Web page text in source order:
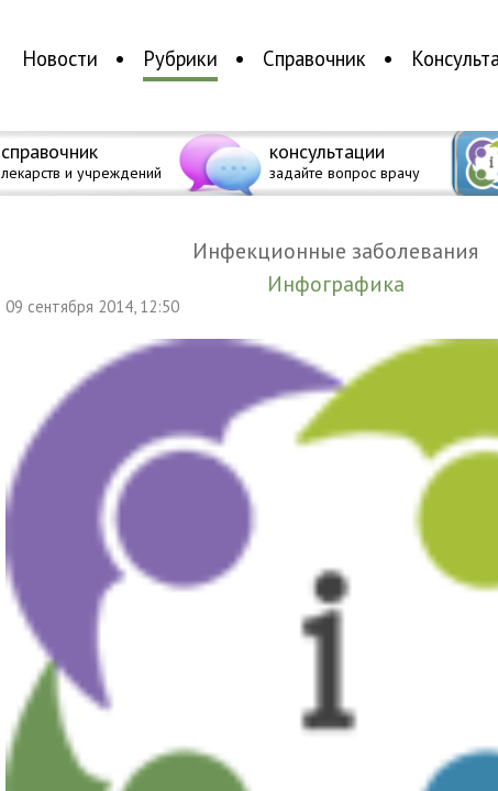
Новости Рубрики Справочник
справочник
лекарств и учреждений
консультации
задайте вопрос врачу
Инфекционные заболевания
Инфографика
09 сентября 2014, 12:50